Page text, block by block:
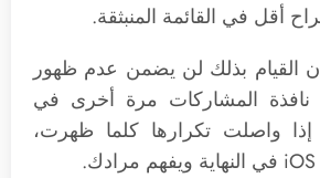
أقل في القائمة المنبثقة.
القيام بذلك لن يضمن عدم ظهور
نافذة المشاركات مرة أخرى في
إذا واصلت تكرارها كلما ظهرت،